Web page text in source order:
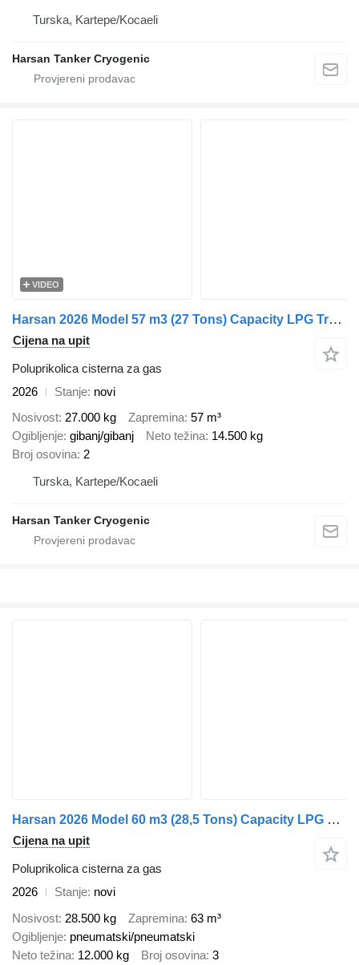
Turska, Kartepe/Kocaeli
Harsan Tanker Cryogenic
VIDEO
Harsan 2026 Model 57 m3 (27 Tons) Capacity LPG Transport Tanks
Cijena na upit
Poluprikolica cisterna za gas
2026
Stanje novi
Nosivost 27.000 kg Zapremina 57 m³
Ogibljenje gibanj/gibanj Neto težina 14.500 kg
Broj osovina 2
Turska, Kartepe/Kocaeli
Harsan Tanker Cryogenic
Harsan 2026 Model 60 m3 (28,5 Tons) Capacity LPG Transport Tanks
Cijena na upit
Poluprikolica cisterna za gas
2026
Stanje novi
Nosivost 28.500 kg Zapremina 63 m³
Ogibljenje pneumatski/pneumatski
Neto težina 12.000 kg Broj osovina 3